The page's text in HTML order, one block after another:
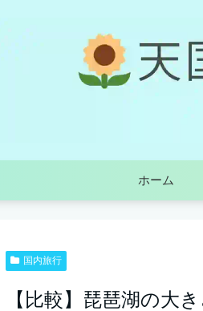
ホーム
国内旅行
【比較】琵琶湖の大